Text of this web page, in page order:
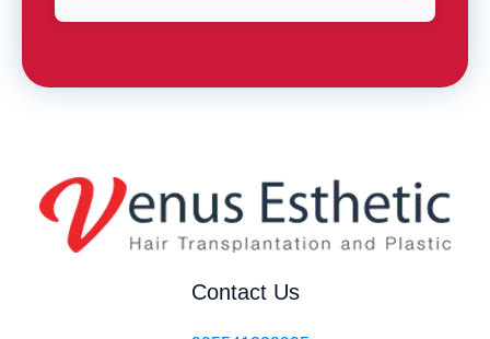
Contact Us